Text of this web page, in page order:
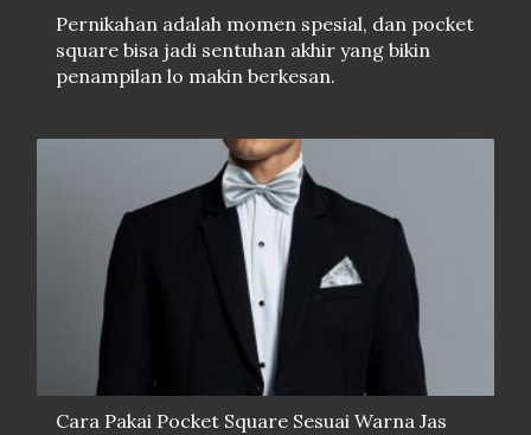
Pernikahan adalah momen spesial, dan pocket
square bisa jadi sentuhan akhir yang bikin
penampilan lo makin berkesan.
Cara Pakai Pocket Square Sesuai Warna Jas